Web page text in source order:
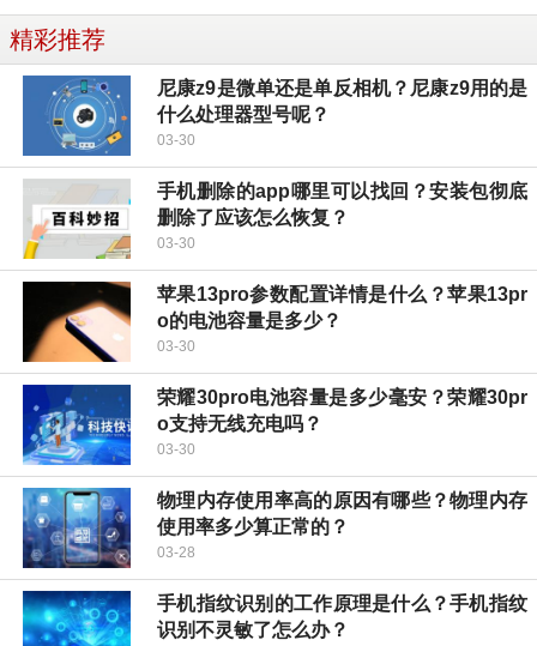
精彩推荐
尼康z9是微单还是单反相机？尼康z9用的是
什么处理器型号呢？
03-30
手机删除的app哪里可以找回？安装包彻底
删除了应该怎么恢复？
03-30
苹果13pro参数配置详情是什么？苹果13pr
o的电池容量是多少？
03-30
荣耀30pro电池容量是多少毫安？荣耀30pr
o支持无线充电吗？
03-30
物理内存使用率高的原因有哪些？物理内存
使用率多少算正常的？
03-28
手机指纹识别的工作原理是什么？手机指纹
识别不灵敏了怎么办？